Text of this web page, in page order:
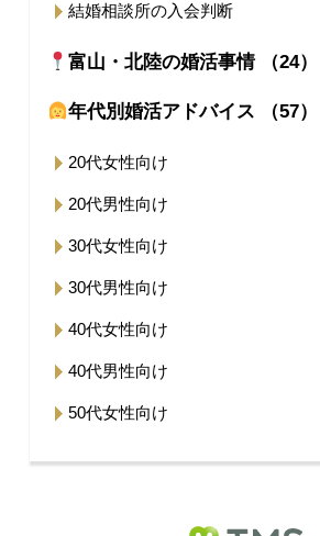
結婚相談所の入会判断
富山・北陸の婚活事情 （24）
年代別婚活アドバイス （57）
20代女性向け
20代男性向け
30代女性向け
30代男性向け
40代女性向け
40代男性向け
50代女性向け